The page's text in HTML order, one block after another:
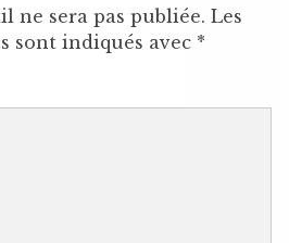
ne sera pas publiée. Les
sont indiqués avec *